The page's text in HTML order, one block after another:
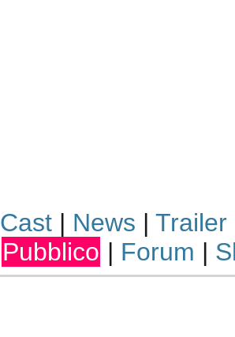
Cast| News | Trailer
Pubblico | Forum |